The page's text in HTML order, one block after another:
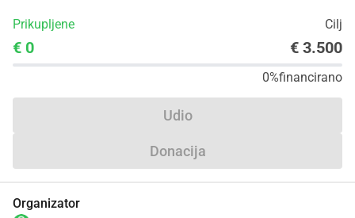
Prikupljene Cilj
€ 0 € 3.500
0%financirano
Udio
Donacija
Organizator